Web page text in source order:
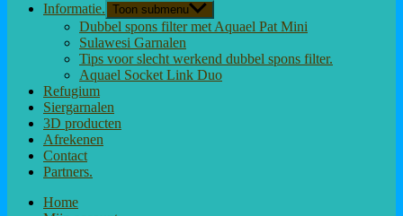
Informatie. Toon submenu
Dubbel spons filter met Aquael Pat Mini
Sulawesi Garnalen
Tips voor slecht werkend dubbel spons filter.
Aquael Socket Link Duo
Refugium
Siergarnalen
3D producten
Afrekenen
Contact
Partners.
Home